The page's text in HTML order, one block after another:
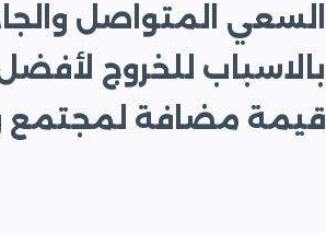
السعي المتواصل
بالاسباب للخروج
قيمة مضافة لمجتمع و